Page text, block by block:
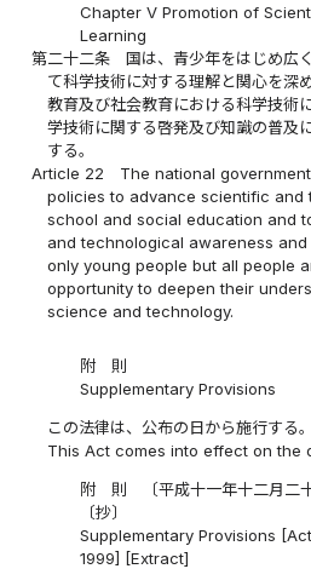
Chapter V Promotion of
Learning
第二十二条
国は、青少年をはじめ広
て科学技術に対する理解と関心を深
教育及び社会教育における科学技術
学技術に関する啓発及び知識の普及
する。
Article 22
The national
policies to advance scientific and
school and social education and
and technological awareness
only young people but all people
opportunity to deepen their
science and technology.
附 則
Supplementary Provisions
この法律は、公布の日から施行する。
This Act comes into effect on the
附 則 〔平成十一年十二月二十
〔抄〕
Supplementary Provisions
1999] [Extract]